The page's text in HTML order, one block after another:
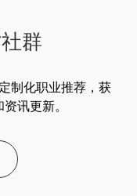
群
制化职业推荐，获
讯更新。